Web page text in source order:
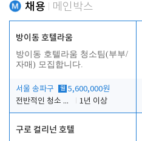
채용 메인박스
방이동 호텔라움
방이동 호텔라움 청소팀(부부/
자매) 모집합니다.
서울 송파구 월 5,600,000원
전반적인 청소 업무(객실청소.객실정리)
1년 이상
구로 컬리넌 호텔